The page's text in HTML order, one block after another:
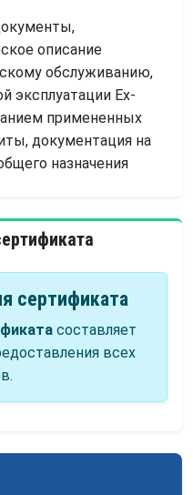
описание
обслуживанию,
эксплуатации Ех-
примененных
документация на
назначения
сертификата
составляет
всех